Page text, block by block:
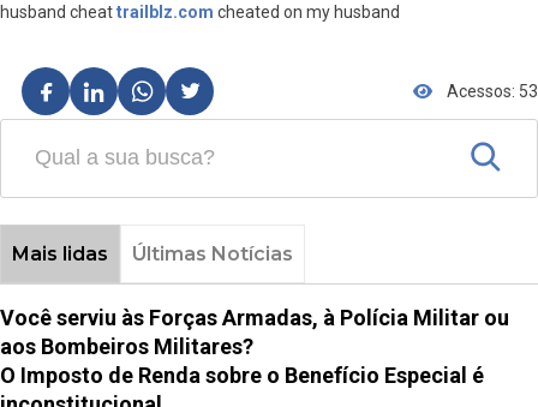
husband cheattrailblz.com cheated on my husband
Acessos: 53
Mais lidas Últimas Notícias
Você serviu às Forças Armadas, à Polícia Militar ou
aos Bombeiros Militares?
O Imposto de Renda sobre o Benefício Especial é